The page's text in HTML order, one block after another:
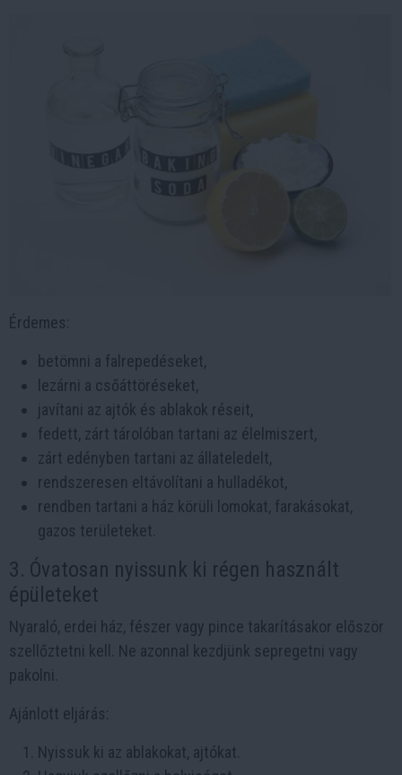
Érdemes:
betömni a falrepedéseket,
lezárni a csőáttöréseket,
javítani az ajtók és ablakok réseit,
fedett, zárt tárolóban tartani az élelmiszert,
zárt edényben tartani az állateledelt,
rendszeresen eltávolítani a hulladékot,
rendben tartani a ház körüli lomokat, farakásokat,
gazos területeket.
3. Óvatosan nyissunk ki régen használt
épületeket
Nyaraló, erdei ház, fészer vagy pince takarításakor először
szellőztetni kell. Ne azonnal kezdjünk sepregetni vagy
pakolni.
Ajánlott eljárás:
Nyissuk ki az ablakokat, ajtókat.